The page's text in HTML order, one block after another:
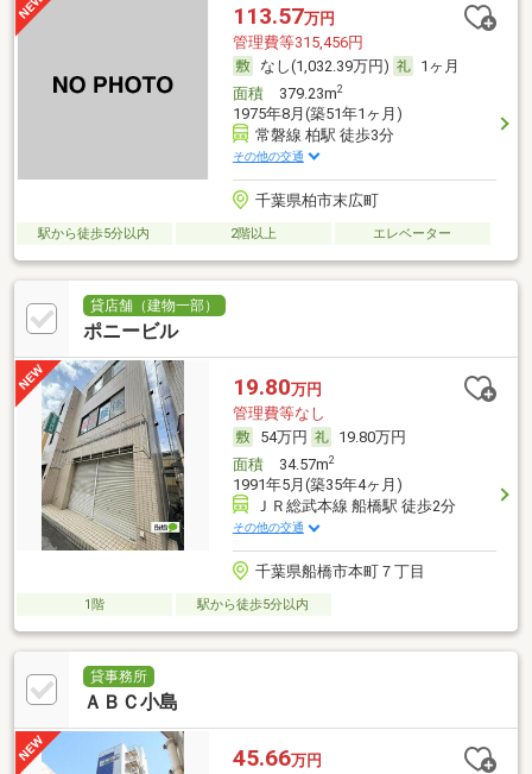
113.57万円
管理費等315,456円
なし(1,032.39万円)
1ヶ月
面積379.23m2
1975年8月(築51年1ヶ月)
常磐線 柏駅 徒歩3分
その他の交通
千葉県柏市末広町
駅から徒歩5分以内 2階以上 エレベーター
貸店舗（建物一部）
ポニービル
19.80万円
管理費等なし
54万円
19.80万円
面積34.57m2
1991年5月(築35年4ヶ月)
ＪＲ総武本線 船橋駅 徒歩2分
その他の交通
千葉県船橋市本町７丁目
1階 駅から徒歩5分以内
貸事務所
ＡＢＣ小島
45.66万円